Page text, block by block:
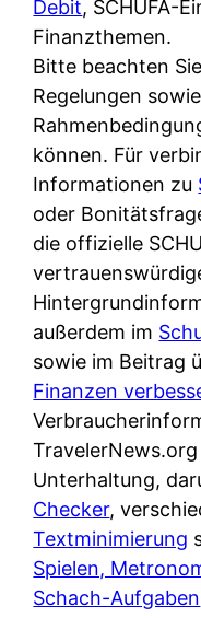
u
s
s
i
s
h
e
B
a
n
k
k
a
r
t
e
n
M
I
R
w
i
r
k
l
i
c
h
k
o
s
t
e
n
l
o
s
u
n
d
w
h
u
t
z
d
e
r
F
i
r
m
a
a
m
p
r
i
v
a
t
e
Debit, SCHUFA-
Finanzthemen.
Bitte beachten
Regelungen
können. Für
Informationen zu
oder
die offizielle
außerdem im
sowie im Beitrag
Finanzen
Unterhaltung,
Checker,
Textminimierung
Spielen,
Schach-Aufgaben